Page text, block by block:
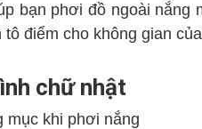
bạn phơi đồ ngoài
điểm cho không gian
chữ nhật
mục khi phơi nắng